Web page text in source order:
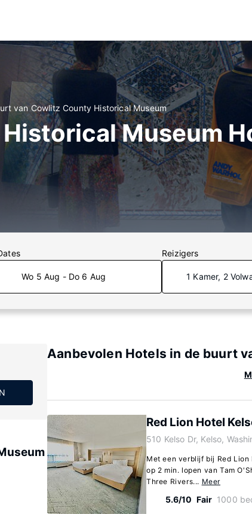
van Cowlitz County Historical Museum
Museum
Wo 5 Aug - Do 6 Aug
Reizigers
1 Kamer, 2
Aanbevolen Hotels in de buurt
Red Lion Hotel
510 Kelso Dr, Kelso,
Met een verblijf bij Red
op 2 min. lopen van Tam
Three Rivers... Meer
5.6/10 Fair 1000